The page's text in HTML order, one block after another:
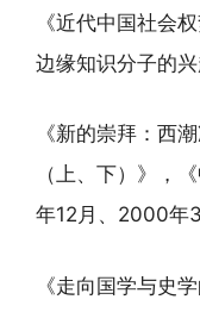
《近代中国社会
边缘知识分子的
《新的崇拜：西
（上、下）》，
年12月、2000年
《走向国学与史